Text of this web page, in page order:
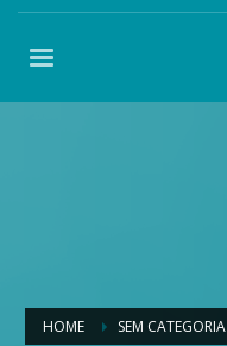
HOME
SEM CATEGORIA